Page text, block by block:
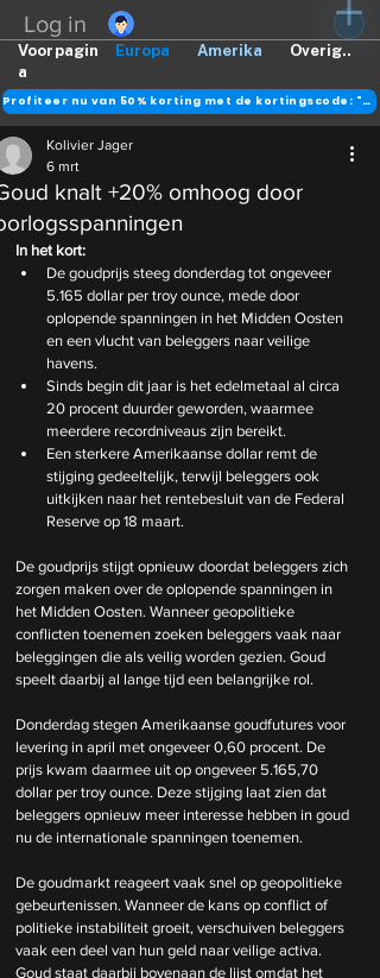
Log in
Europa Amerika Overig..
Voorpagin
a
Profiteer nu van 50% korting met de kortingscode: "DANK"
knalt +20% omhoog door
Kolivier Jager
6 mrt
In het kort:
De goudprijs steeg donderdag tot ongeveer
5.165 dollar per troy ounce, mede door
oplopende spanningen in het Midden Oosten
en een vlucht van beleggers naar veilige
havens.
Sinds begin dit jaar is het edelmetaal al circa
20 procent duurder geworden, waarmee
meerdere recordniveaus zijn bereikt.
Een sterkere Amerikaanse dollar remt de
stijging gedeeltelijk, terwijl beleggers ook
uitkijken naar het rentebesluit van de Federal
Reserve op 18 maart.
De goudprijs stijgt opnieuw doordat beleggers zich
zorgen maken over de oplopende spanningen in
het Midden Oosten. Wanneer geopolitieke
conflicten toenemen zoeken beleggers vaak naar
beleggingen die als veilig worden gezien. Goud
speelt daarbij al lange tijd een belangrijke rol.
Donderdag stegen Amerikaanse goudfutures voor
levering in april met ongeveer 0,60 procent. De
prijs kwam daarmee uit op ongeveer 5.165,70
dollar per troy ounce. Deze stijging laat zien dat
beleggers opnieuw meer interesse hebben in goud
nu de internationale spanningen toenemen.
De goudmarkt reageert vaak snel op geopolitieke
gebeurtenissen. Wanneer de kans op conflict of
politieke instabiliteit groeit, verschuiven beleggers
vaak een deel van hun geld naar veilige activa.
Goud staat daarbij bovenaan de lijst omdat het